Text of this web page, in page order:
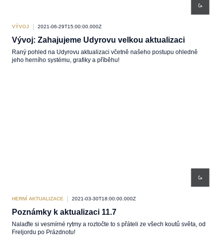
VÝVOJ 2021-06-29T15:00:00.000Z
Vývoj: Zahajujeme Udyrovu velkou aktualizaci
Raný pohled na Udyrovu aktualizaci včetně našeho postupu ohledně
jeho herního systému, grafiky a příběhu!
HERNÍ AKTUALIZACE 2021-03-30T18:00:00.000Z
Poznámky k aktualizaci 11.7
Nalaďte si vesmírné rytmy a roztočte to s přáteli ze všech koutů světa, od
Freljordu po Prázdnotu!